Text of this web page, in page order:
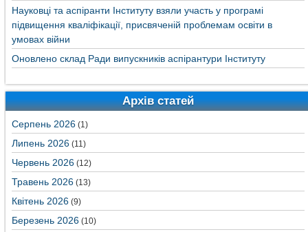
Науковці та аспіранти Інституту взяли участь у програмі
підвищення кваліфікації, присвяченій проблемам освіти в
умовах війни
Оновлено склад Ради випускників аспірантури Інституту
Архів статей
Серпень 2026 (1)
Липень 2026 (11)
Червень 2026 (12)
Травень 2026 (13)
Квітень 2026 (9)
Березень 2026 (10)